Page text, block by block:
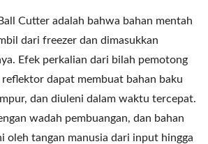
Cutter adalah bahwa bahan mentah
dari freezer dan dimasukkan
Efek perkalian dari bilah pemotong
dapat membuat bahan baku
dan diuleni dalam waktu tercepat.
wadah pembuangan, dan bahan
oleh tangan manusia dari input hingga